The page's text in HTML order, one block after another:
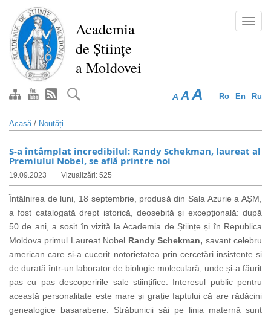
conţinutul
principal
Academia
de Științe
a Moldovei
Ro En Ru
A A A
Acasă/ Noutăți
S-a întâmplat incredibilul: Randy Schekman, laureat al
Premiului Nobel, se află printre noi
19.09.2023 Vizualizări: 525
Întâlnirea de luni, 18 septembrie, produsă din Sala Azurie a AȘM,
a fost catalogată drept istorică, deosebită și excepțională: după
50 de ani, a sosit în vizită la Academia de Științe și în Republica
Moldova primul Laureat Nobel Randy Schekman, savant celebru
american care și-a cucerit notorietatea prin cercetări insistente și
de durată într-un laborator de biologie moleculară, unde și-a făurit
pas cu pas descoperirile sale științifice. Interesul public pentru
această personalitate este mare și grație faptului că are rădăcini
genealogice basarabene. Străbunicii săi pe linia maternă sunt